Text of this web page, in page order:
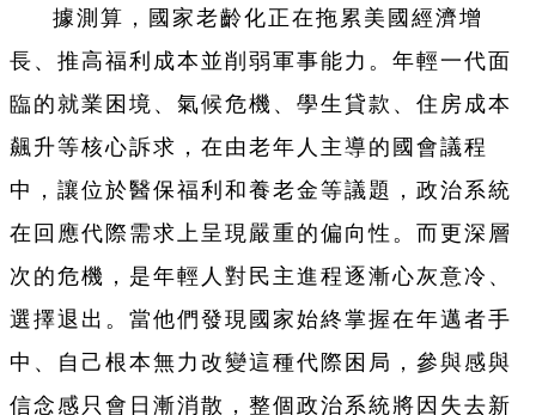
據測算，國家老齡化正在拖累美國經濟增
長、推高福利成本並削弱軍事能力。年輕一代面
臨的就業困境、氣候危機、學生貸款、住房成本
飆升等核心訴求，在由老年人主導的國會議程
中，讓位於醫保福利和養老金等議題，政治系統
在回應代際需求上呈現嚴重的偏向性。而更深層
次的危機，是年輕人對民主進程逐漸心灰意冷、
選擇退出。當他們發現國家始終掌握在年邁者手
中、自己根本無力改變這種代際困局，參與感與
信念感只會日漸消散，整個政治系統將因失去新